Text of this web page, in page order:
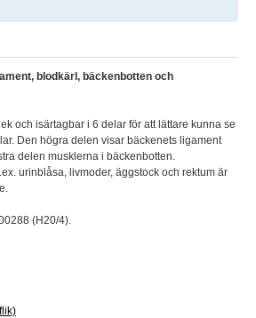
blodkärl, bäckenbotten och
och isärtagbar i 6 delar för att lättare kunna se
Den högra delen visar bäckenets ligament
delen musklerna i bäckenbotten.
urinblåsa, livmoder, äggstock och rektum är
(H20/4).